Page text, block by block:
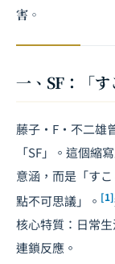
害。
一、SF：「
藤子·F·不二雄
「SF」。這個縮
意涵，而是「す
點不可思議」。 [1]
核心特質：日常
連鎖反應。